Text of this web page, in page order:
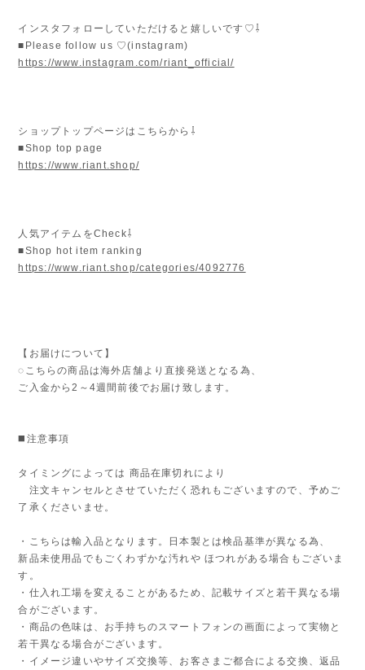
インスタフォローしていただけると嬉しいです♡⇩
■Please follow us ♡(instagram)
https://www.instagram.com/riant_official/
ショップトップページはこちらから⇩
■Shop top page
https://www.riant.shop/
人気アイテムをCheck⇩
■Shop hot item ranking
https://www.riant.shop/categories/4092776
【お届けについて】
◌こちらの商品は海外店舗より直接発送となる為、
ご入金から2～4週間前後でお届け致します。
◼️注意事項
タイミングによっては 商品在庫切れにより
注文キャンセルとさせていただく恐れもございますので、予めご
了承くださいませ。
・こちらは輸入品となります。日本製とは検品基準が異なる為、
新品未使用品でもごくわずかな汚れや ほつれがある場合もございま
す。
・仕入れ工場を変えることがあるため、記載サイズと若干異なる場
合がございます。
・商品の色味は、お手持ちのスマートフォンの画面によって実物と
若干異なる場合がございます。
・イメージ違いやサイズ交換等、お客さまご都合による交換、返品